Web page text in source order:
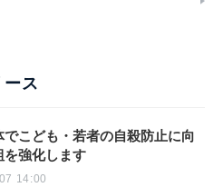
ス
でこども・若者の自殺防止に向
を強化します
14:00